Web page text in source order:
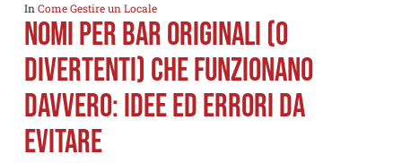
In Come Gestire un Locale
NOMI PER BAR originali (o
divertenti) che funzionano
davvero: idee ed ERRORI DA
EVITARE